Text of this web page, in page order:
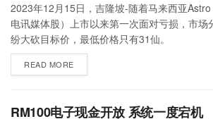
2023年12月15日，吉隆坡-随着马来西亚
电讯媒体股）上市以来第一次面对亏损，市场
纷大砍目标价，最低价格只有31仙。
READ MORE
RM100电子现金开放 系统一度宕机